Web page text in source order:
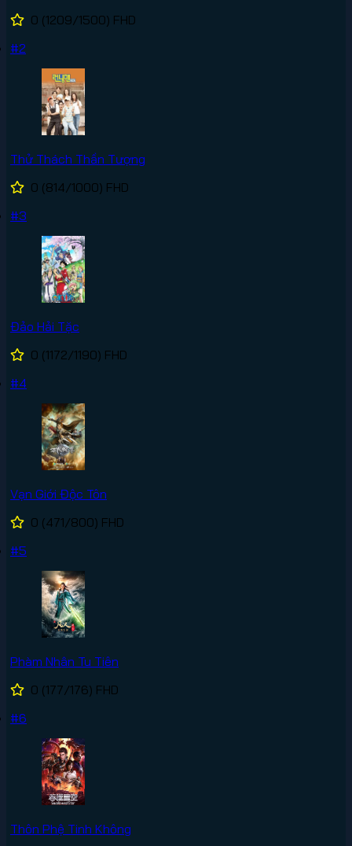
0 (1209/1500) FHD
#2
Thử Thách Thần Tượng
0 (814/1000) FHD
#3
Đảo Hải Tặc
0 (1172/1190) FHD
#4
Vạn Giới Độc Tôn
0 (471/800) FHD
#5
Phàm Nhân Tu Tiên
0 (177/176) FHD
#6
Thôn Phệ Tinh Không